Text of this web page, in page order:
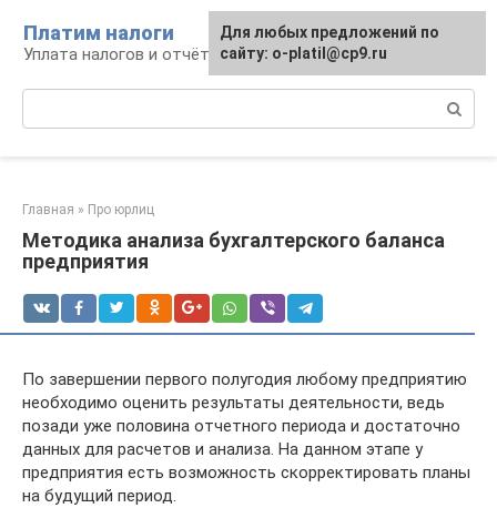
контенту
Платим налоги
Уплата налогов и отчётность
Главная » Про юрлиц
Методика анализа бухгалтерского баланса
предприятия
По завершении первого полугодия любому предприятию
необходимо оценить результаты деятельности, ведь
позади уже половина отчетного периода и достаточно
данных для расчетов и анализа. На данном этапе у
предприятия есть возможность скорректировать планы
на будущий период.
Для любых предложений по
сайту: o-platil@cp9.ru